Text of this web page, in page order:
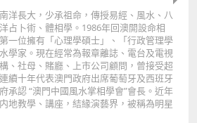
洋長大，少承祖命，傳授易經、風水、八
占卜術、體相學。1986年回澳開設命相
一位擁有「心理學碩士」、「行政管理學
學家。現在經常為報章離誌、電台及電視
、社母、賭廳、上市公司顧問，曾接受超
續十年代表澳門政府出席葡萄牙及西班牙
承認 “澳門中國風水掌相學會”會長。近年
地教學、講座，結緣演藝界，被稱為明星